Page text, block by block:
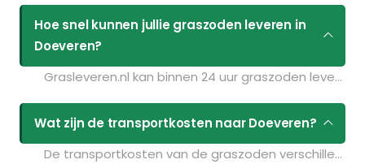
Hoe snel kunnen jullie graszoden leveren in
Doeveren?
Grasleveren.nl kan binnen 24 uur graszoden leveren in Doeveren. Als u bijvoorbeeld graszoden op maandag bestelt voor 11:30 kunt u ze de volgende dag geleverd krijgen. Kijk voor de actuele leverdagen op de pagina
Wat zijn de transportkosten naar Doeveren?
De transportkosten van de graszoden verschillen per postcodegebied en zijn afhankelijk van de hoeveelheid graszoden die u bestelt. Bent u benieuwd naar de prijzen? Vul uw gegevens in op de pagina